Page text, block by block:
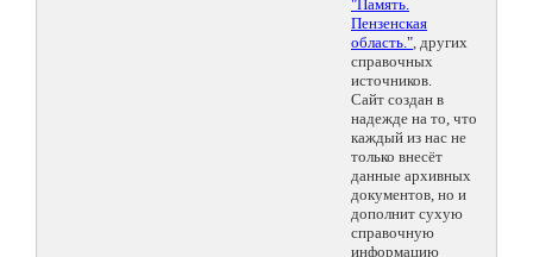
"Память.
Пензенская
область.", других
справочных
источников.
Сайт создан в
надежде на то, что
каждый из нас не
только внесёт
данные архивных
документов, но и
дополнит сухую
справочную
информацию